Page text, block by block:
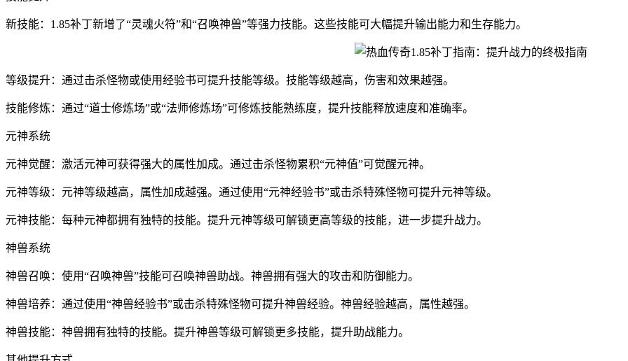
新技能：1.85补丁新增了“灵魂火符”和“召唤神兽”等强力技能。这些技能可大幅提升输出能力和生存能力。
等级提升：通过击杀怪物或使用经验书可提升技能等级。技能等级越高，伤害和效果越强。
技能修炼：通过“道士修炼场”或“法师修炼场”可修炼技能熟练度，提升技能释放速度和准确率。
元神系统
元神觉醒：激活元神可获得强大的属性加成。通过击杀怪物累积“元神值”可觉醒元神。
元神等级：元神等级越高，属性加成越强。通过使用“元神经验书”或击杀特殊怪物可提升元神等级。
元神技能：每种元神都拥有独特的技能。提升元神等级可解锁更高等级的技能，进一步提升战力。
神兽系统
神兽召唤：使用“召唤神兽”技能可召唤神兽助战。神兽拥有强大的攻击和防御能力。
神兽培养：通过使用“神兽经验书”或击杀特殊怪物可提升神兽经验。神兽经验越高，属性越强。
神兽技能：神兽拥有独特的技能。提升神兽等级可解锁更多技能，提升助战能力。